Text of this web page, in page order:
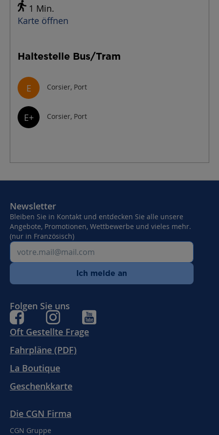
1 Min.
Karte öffnen
Haltestelle Bus/Tram
E Corsier, Port
E+ Corsier, Port
Oft Gestellte Frage
Fahrpläne (PDF)
La Boutique
Geschenkkarte
Die CGN Firma
CGN Gruppe
Newsletter
Bleiben Sie in Kontakt und entdecken Sie alle unsere
Angebote, Promotionen, Wettbewerbe und vieles mehr.
(nur in Französisch)
Ich melde an
Folgen Sie uns